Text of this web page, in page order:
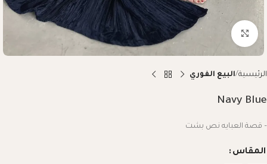
Click to enlarge
الرئيسية البيع الفوري
Navy Blue
– قصة العبايه نص بشت
المقاس